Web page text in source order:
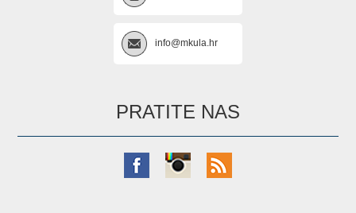
info@mkula.hr
PRATITE NAS